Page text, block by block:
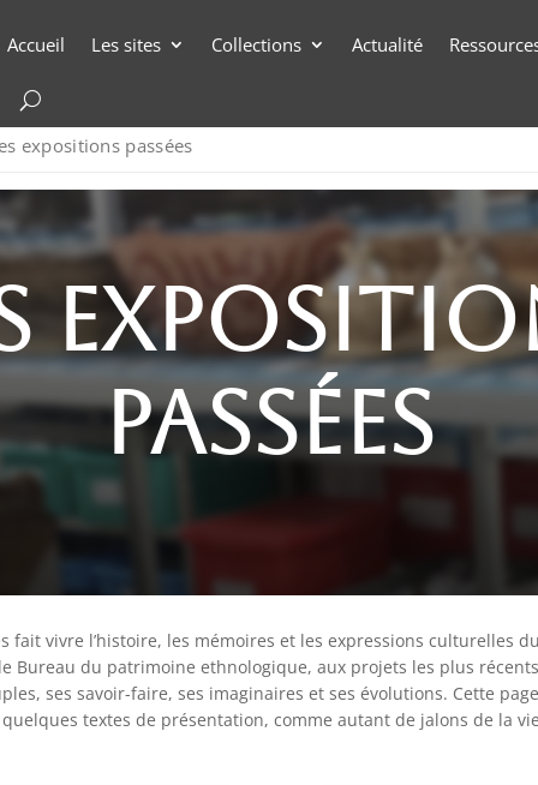
Accueil Les sites Collections Actualité
expositions passées
passÉes
fait vivre l’histoire, les mémoires et les expressions culturelles
Bureau du patrimoine ethnologique, aux projets les plus
ses savoir-faire, ses imaginaires et ses évolutions. Cette
textes de présentation, comme autant de jalons de la